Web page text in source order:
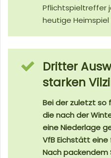
Pflichtspieltreffer
heutige
Dritter
starken
Bei der zuletzt so
die nach der
eine Niederlage
VfB Eichstätt
Nach packendem